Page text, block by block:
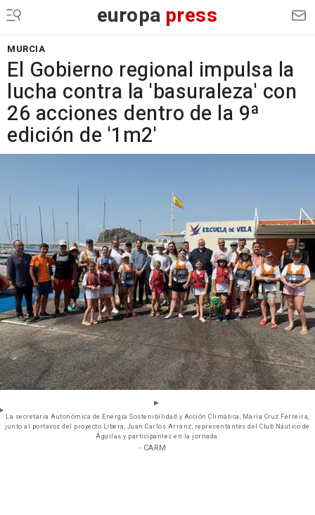
europa press
MURCIA
El Gobierno regional impulsa la
lucha contra la 'basuraleza' con
26 acciones dentro de la 9ª
edición de '1m2'
La secretaria Autonómica de Energía Sostenibilidad y Acción Climática, María Cruz Ferreira,
junto al portavoz del proyecto Libera, Juan Carlos Arranz, representantes del Club Náutico de
Águilas y participantes en la jornada.
- CARM